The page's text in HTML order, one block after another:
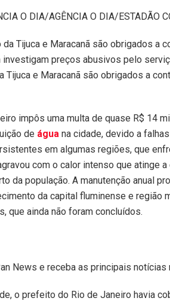
O DIA/AGÊNCIA O DIA/ESTADÃO
Tijuca e Maracanã são obrigados a
impôs uma multa de quase R$ 14
de água na cidade, devido a
em algumas regiões, que
com o calor intenso que atinge
da população. A manutenção anual
da capital fluminense e região
que ainda não foram concluídos.
News e receba as principais notícias
o prefeito do Rio de Janeiro havia